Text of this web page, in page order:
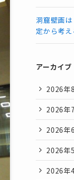
洞窟壁画は
定から考
アーカイブ
2026年
2026年
2026年
2026年
2026年